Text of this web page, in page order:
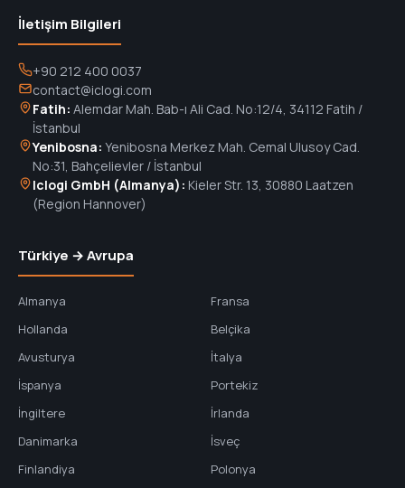
İletişim Bilgileri
+90 212 400 0037
contact@iclogi.com
Fatih: Alemdar Mah. Bab-ı Ali Cad. No:12/4, 34112 Fatih /
İstanbul
Yenibosna: Yenibosna Merkez Mah. Cemal Ulusoy Cad.
No:31, Bahçelievler / İstanbul
Iclogi GmbH (Almanya): Kieler Str. 13, 30880 Laatzen
(Region Hannover)
Türkiye → Avrupa
Almanya
Fransa
Hollanda
Belçika
Avusturya
İtalya
İspanya
Portekiz
İngiltere
İrlanda
Danimarka
İsveç
Finlandiya
Polonya